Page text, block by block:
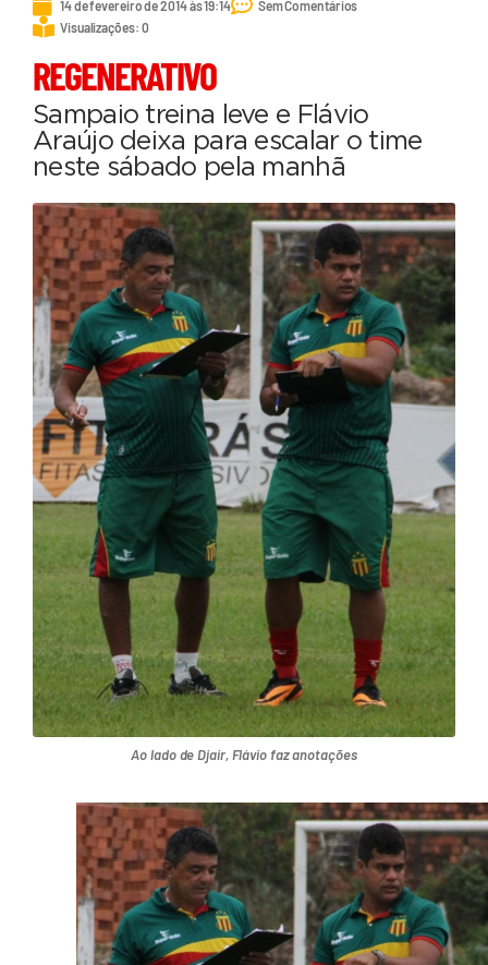
14 de fevereiro de 2014 às 19:14
Sem Comentários
Visualizações: 0
REGENERATIVO
Sampaio treina leve e Flávio
Araújo deixa para escalar o time
neste sábado pela manhã
Ao lado de Djair, Flávio faz anotações